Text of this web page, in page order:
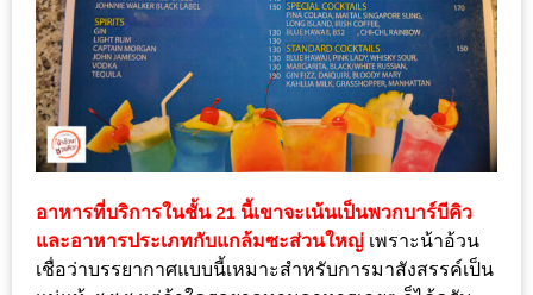
งบ
ไม่
ปลาย
อิ่ม
ลล์
ไม่
เกิน
อาหารที่บริการในชั้น 21 นี้เขาจะเน้นเป็นพวกบาร์บีคิว
และอาหารประเภทกับแกล้มซะส่วนใหญ่ เพราะน้าอ้วน
เชื่อว่าบรรยากาศแบบนี้เหมาะสำหรับการมาสังสรรค์เป็น